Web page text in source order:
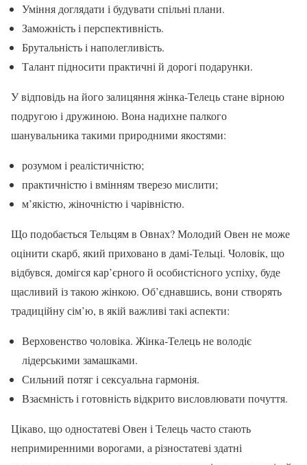
Уміння доглядати і будувати спільні плани.
Заможність і перспективність.
Брутальність і наполегливість.
Талант підносити практичні й дорогі подарунки.
У відповідь на його залицяння жінка-Телець стане вірною
подругою і дружиною. Вона надихне палкого
шанувальника такими природними якостями:
розумом і реалістичністю;
практичністю і вмінням тверезо мислити;
м’якістю, жіночністю і чарівністю.
Що подобається Тельцям в Овнах? Молодий Овен не може
оцінити скарб, який приховано в дамі-Тельці. Чоловік, що
відбувся, домігся кар’єрного й особистісного успіху, буде
щасливий із такою жінкою. Об’єднавшись, вони створять
традиційну сім’ю, в якій важливі такі аспекти:
Верховенство чоловіка. Жінка-Телець не володіє
лідерськими замашками.
Сильний потяг і сексуальна гармонія.
Взаємність і готовність відкрито висловлювати почуття.
Цікаво, що одностатеві Овен і Телець часто стають
непримиренними ворогами, а різностатеві здатні